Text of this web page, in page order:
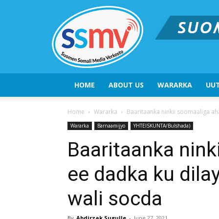
HOME ABOUT US WARARKA
Home Wararka Baaritaanka ninkii soomaaliga
Wararka Barnaamijyo YHTEISKUNTA/Bulshada)
Baaritaanka
ee dadka ku
wali socda